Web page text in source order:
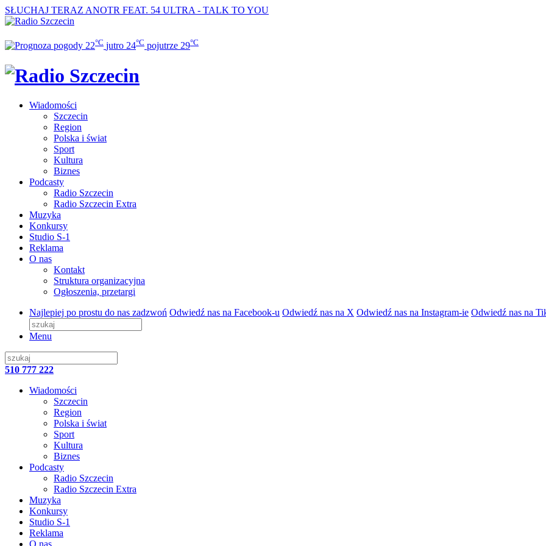
SŁUCHAJ TERAZ ANOTR FEAT. 54 ULTRA - TALK TO YOU
22°C jutro 24°C pojutrze 29°C
Wiadomości
Szczecin
Region
Polska i świat
Sport
Kultura
Biznes
Podcasty
Radio Szczecin
Radio Szczecin Extra
Muzyka
Konkursy
Studio S-1
Reklama
O nas
Kontakt
Struktura organizacyjna
Ogłoszenia, przetargi
Najlepiej po prostu do nas zadzwoń Odwiedź nas na Facebook-u Odwiedź nas na X Odwiedź nas na Instagram-ie Odwiedź nas na
Menu
510 777 222
Wiadomości
Szczecin
Region
Polska i świat
Sport
Kultura
Biznes
Podcasty
Radio Szczecin
Radio Szczecin Extra
Muzyka
Konkursy
Studio S-1
Reklama